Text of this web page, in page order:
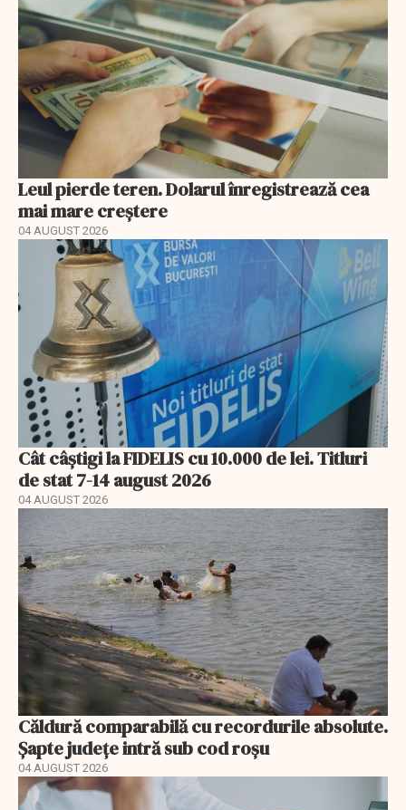
Leul pierde teren. Dolarul înregistrează cea
mai mare creștere
04 AUGUST 2026
Cât câștigi la FIDELIS cu 10.000 de lei. Titluri
de stat 7-14 august 2026
04 AUGUST 2026
Căldură comparabilă cu recordurile absolute.
Șapte județe intră sub cod roșu
04 AUGUST 2026